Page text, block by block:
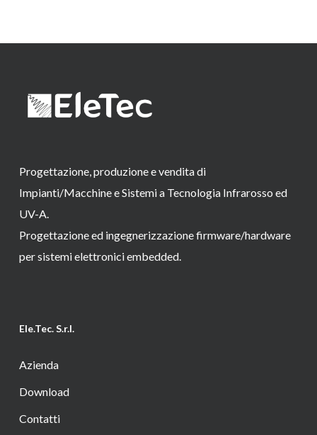
Progettazione, produzione e vendita di
Impianti/Macchine e Sistemi a Tecnologia Infrarosso ed
UV-A.
Progettazione ed ingegnerizzazione firmware/hardware
per sistemi elettronici embedded.
Ele.Tec. S.r.l.
Azienda
Download
Contatti